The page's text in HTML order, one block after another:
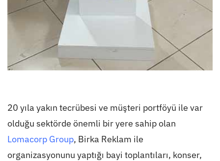
20 yıla yakın tecrübesi ve müşteri portföyü ile var
olduğu sektörde önemli bir yere sahip olan
Lomacorp Group, Birka Reklam ile
organizasyonunu yaptığı bayi toplantıları, konser,